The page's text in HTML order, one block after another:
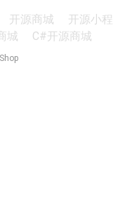
开源商城
开源小程
城 C#开源商城